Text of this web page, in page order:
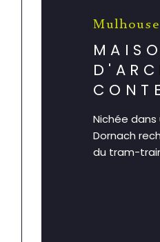
Nichée
Dornach
du tram-